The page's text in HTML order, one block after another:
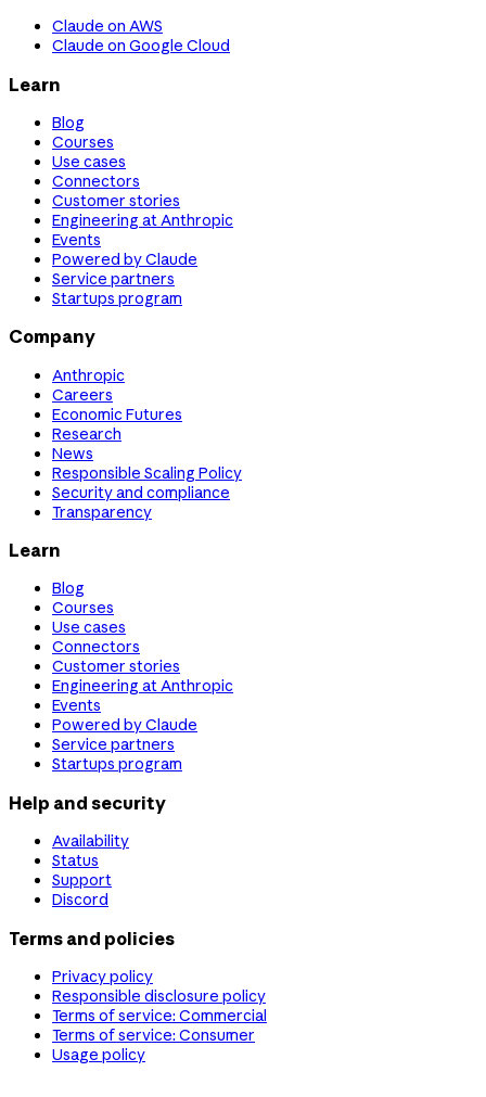
Claude on AWS
Claude on Google Cloud
Learn
Blog
Courses
Use cases
Connectors
Customer stories
Engineering at Anthropic
Events
Powered by Claude
Service partners
Startups program
Company
Anthropic
Careers
Economic Futures
Research
News
Responsible Scaling Policy
Security and compliance
Transparency
Learn
Blog
Courses
Use cases
Connectors
Customer stories
Engineering at Anthropic
Events
Powered by Claude
Service partners
Startups program
Help and security
Availability
Status
Support
Discord
Terms and policies
Privacy policy
Responsible disclosure policy
Terms of service: Commercial
Terms of service: Consumer
Usage policy